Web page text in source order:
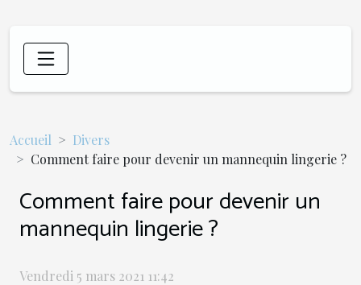
Accueil
Divers
Comment faire pour devenir un mannequin lingerie ?
Comment faire pour devenir un
mannequin lingerie ?
Vendredi 5 mars 2021 11:42